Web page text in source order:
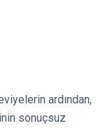
ardından,
sonuçsuz